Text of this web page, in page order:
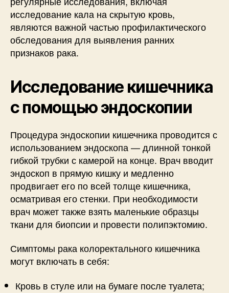
исследование кала на скрытую кровь,
являются важной частью профилактического
обследования для выявления ранних
признаков рака.
Исследование кишечника
с помощью эндоскопии
Процедура эндоскопии кишечника проводится с
использованием эндоскопа — длинной тонкой
гибкой трубки с камерой на конце. Врач вводит
эндоскоп в прямую кишку и медленно
продвигает его по всей толще кишечника,
осматривая его стенки. При необходимости
врач может также взять маленькие образцы
ткани для биопсии и провести полипэктомию.
Симптомы рака колоректального кишечника
могут включать в себя:
Кровь в стуле или на бумаге после туалета;